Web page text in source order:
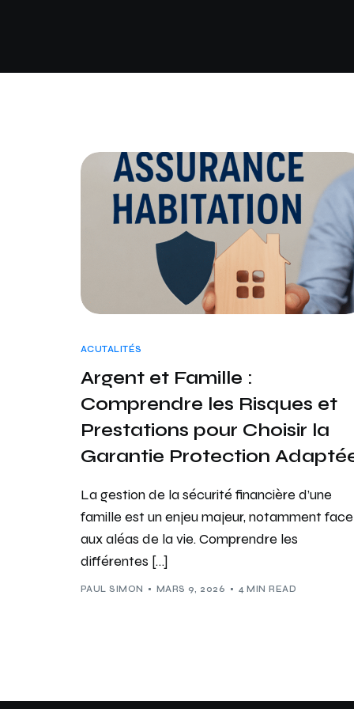
ACUTALITÉS
Argent et Famille :
Comprendre les Risques et
Prestations pour Choisir la
Garantie Protection
La gestion de la sécurité financière d’une
famille est un enjeu majeur, notamment face
aux aléas de la vie. Comprendre les
différentes […]
PAUL SIMON MARS 9, 2026 4 MIN READ